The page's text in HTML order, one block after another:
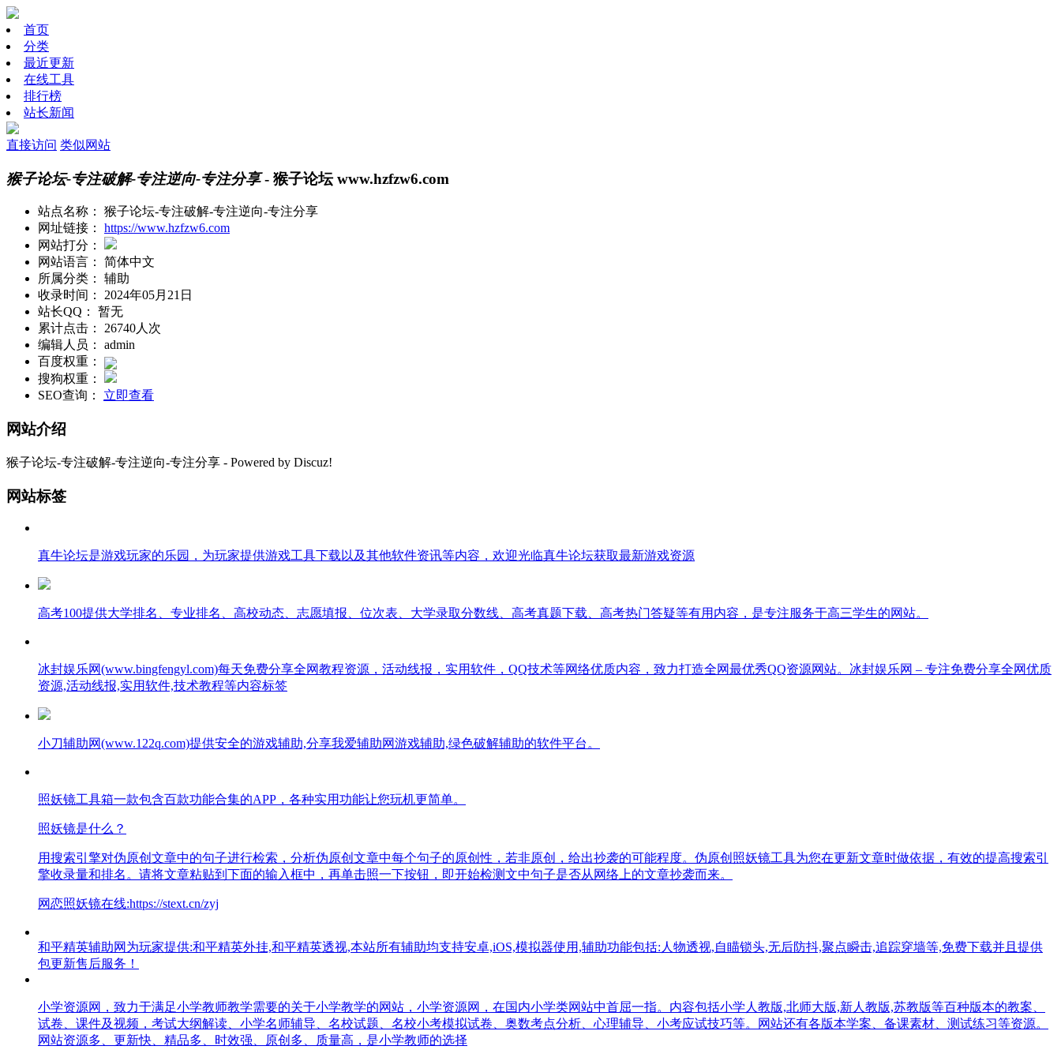
首页
分类
最近更新
在线工具
排行榜
站长新闻
直接访问 类似网站
猴子论坛-专注破解-专注逆向-专注分享- 猴子论坛 www.hzfzw6.com
站点名称：
猴子论坛-专注破解-专注逆向-专注分享
网址链接：
https://www.hzfzw6.com
网站打分：
网站语言：
简体中文
所属分类：
辅助
收录时间：
2024年05月21日
站长QQ：
暂无
累计点击：
26740人次
编辑人员：
admin
百度权重：
搜狗权重：
SEO查询：
立即查看
网站介绍
猴子论坛-专注破解-专注逆向-专注分享 - Powered by Discuz!
网站标签
真牛论坛是游戏玩家的乐园，为玩家提供游戏工具下载以及其他软件资讯等内容，欢迎光临真牛论坛获取最新游戏资源
高考100提供大学排名、专业排名、高校动态、志愿填报、位次表、大学录取分数线、高考真题下载、高考热门答疑等有用内容，是专注服务于高三学生的网站。
冰封娱乐网(www.bingfengyl.com)每天免费分享全网教程资源，活动线报，实用软件，QQ技术等网络优质内容，致力打造全网最优秀QQ资源网站。冰封娱乐网 – 专注免费分享全网优质
资源,活动线报,实用软件,技术教程等内容标签
小刀辅助网(www.122q.com)提供安全的游戏辅助,分享我爱辅助网游戏辅助,绿色破解辅助的软件平台。
照妖镜工具箱一款包含百款功能合集的APP，各种实用功能让您玩机更简单。
照妖镜是什么？
用搜索引擎对伪原创文章中的句子进行检索，分析伪原创文章中每个句子的原创性，若非原创，给出抄袭的可能程度。伪原创照妖镜工具为您在更新文章时做依据，有效的提高搜索引
擎收录量和排名。请将文章粘贴到下面的输入框中，再单击照一下按钮，即开始检测文中句子是否从网络上的文章抄袭而来。
网恋照妖镜在线:https://stext.cn/zyj
和平精英辅助网为玩家提供:和平精英外挂,和平精英透视,本站所有辅助均支持安卓,iOS,模拟器使用,辅助功能包括:人物透视,自瞄锁头,无后防抖,聚点瞬击,追踪穿墙等,免费下载并且提供
包更新售后服务！
小学资源网，致力于满足小学教师教学需要的关于小学教学的网站，小学资源网，在国内小学类网站中首屈一指。内容包括小学人教版,北师大版,新人教版,苏教版等百种版本的教案、
试卷、课件及视频，考试大纲解读、小学名师辅导、名校试题、名校小考模拟试卷、奥数考点分析、心理辅导、小考应试技巧等。网站还有各版本学案、备课素材、测试练习等资源。
网站资源多、更新快、精品多、时效强、原创多、质量高，是小学教师的选择